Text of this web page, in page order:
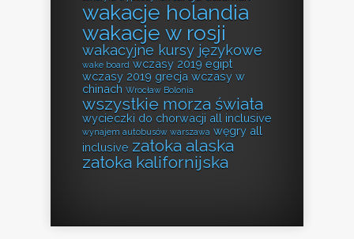
wakacje holandia
wakacje w rosji
wakacyjne kursy językowe
wake board wczasy 2019 egipt
wczasy 2019 grecja wczasy w
chinach Wrocław Bolonia
wszystkie morza świata
wycieczki do chorwacji all inclusive
wynajem autobusów warszawa węgry all
inclusive zatoka alaska
zatoka kalifornijska